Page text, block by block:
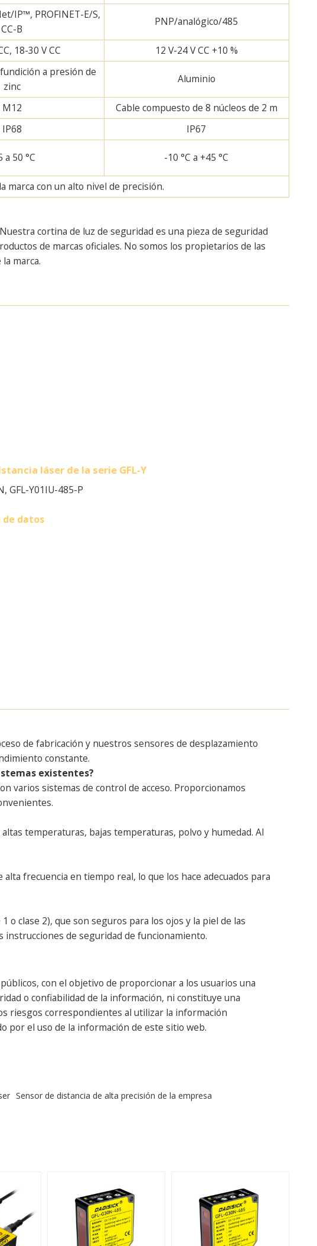
IP™, PROFINET-E/S,
CC-B
PNP/analógico/485
18-30 V CC 12 V-24 V CC +10 %
a presión de
zinc
Aluminio
M12
Cable compuesto de 8 núcleos de 2 m
IP68
IP67
a 50 °C -10 °C a +45 °C
marca con un alto nivel de precisión.
cortina de luz de seguridad es una pieza de seguridad
de marcas oficiales. No somos los propietarios de las
marca.
láser de la serie GFL-Y
GFL-Y01IU-485-P
de datos
de fabricación y nuestros sensores de desplazamiento
constante.
existentes?
varios sistemas de control de acceso. Proporcionamos
temperaturas, bajas temperaturas, polvo y humedad. Al
frecuencia en tiempo real, lo que los hace adecuados para
o clase 2), que son seguros para los ojos y la piel de las
instrucciones de seguridad de funcionamiento.
con el objetivo de proporcionar a los usuarios una
o confiabilidad de la información, ni constituye una
riesgos correspondientes al utilizar la información
por el uso de la información de este sitio web.
Sensor de distancia de alta precisión de la empresa